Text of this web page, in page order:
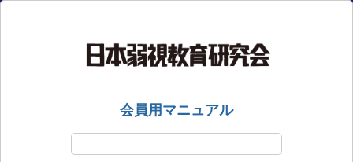
会員用マニュアル